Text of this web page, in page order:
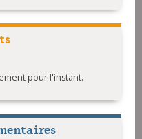
pour l'instant.